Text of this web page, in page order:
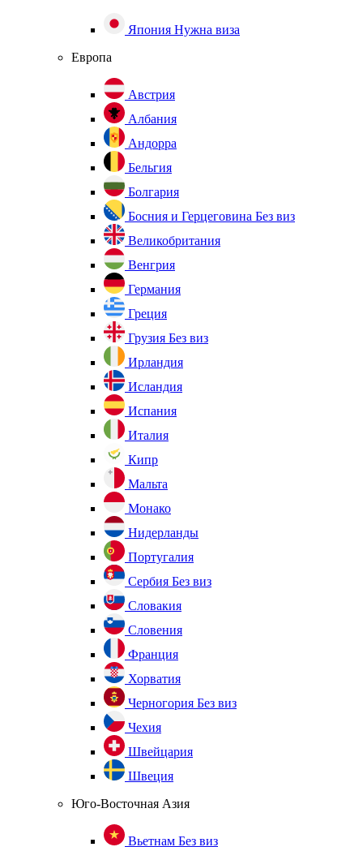
Япония Нужна виза
Европа
Австрия
Албания
Андорра
Бельгия
Болгария
Босния и Герцеговина Без виз
Великобритания
Венгрия
Германия
Греция
Грузия Без виз
Ирландия
Исландия
Испания
Италия
Кипр
Мальта
Монако
Нидерланды
Португалия
Сербия Без виз
Словакия
Словения
Франция
Хорватия
Черногория Без виз
Чехия
Швейцария
Швеция
Юго-Восточная Азия
Вьетнам Без виз